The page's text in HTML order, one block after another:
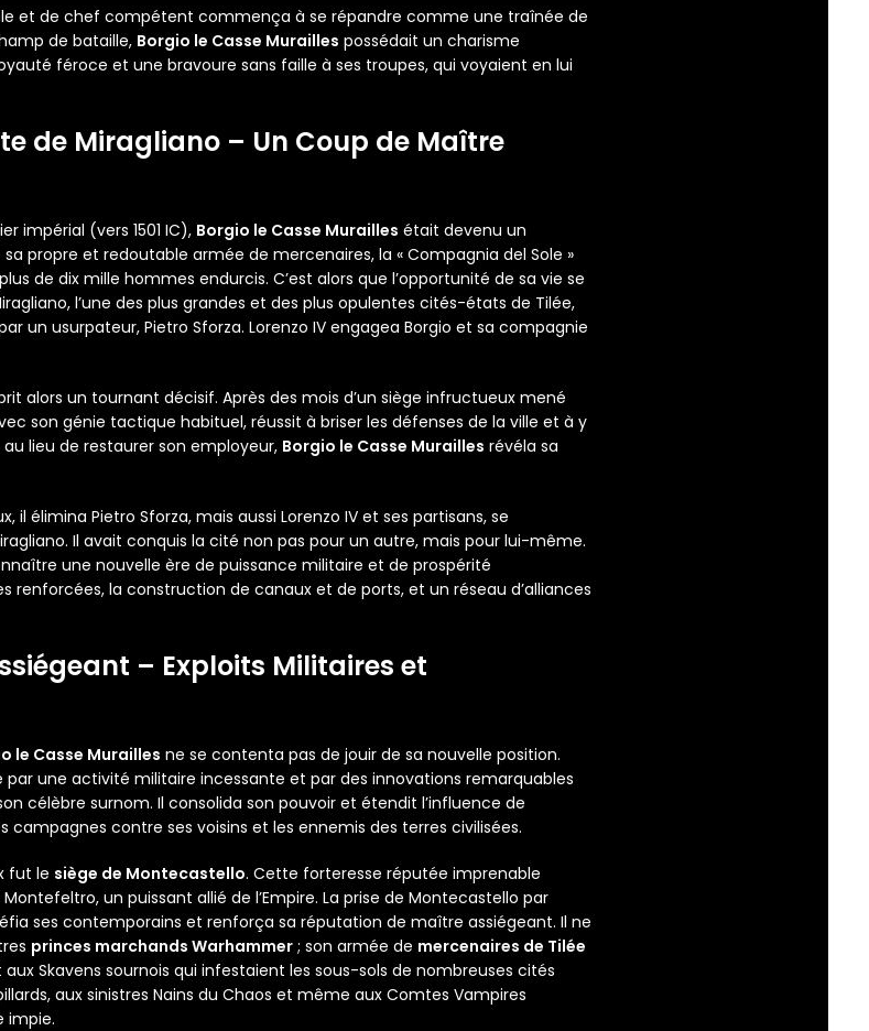
et de chef compétent commença à se répandre comme une traînée de
de bataille, Borgio le Casse Murailles possédait un charisme
féroce et une bravoure sans faille à ses troupes, qui voyaient en lui
de Miragliano – Un Coup de Maître
impérial (vers 1501 IC), Borgio le Casse Murailles était devenu un
propre et redoutable armée de mercenaires, la « Compagnia del Sole »
de dix mille hommes endurcis. C’est alors que l’opportunité de sa vie se
l’une des plus grandes et des plus opulentes cités-états de Tilée,
un usurpateur, Pietro Sforza. Lorenzo IV engagea Borgio et sa compagnie
alors un tournant décisif. Après des mois d’un siège infructueux mené
son génie tactique habituel, réussit à briser les défenses de la ville et à y
lieu de restaurer son employeur, Borgio le Casse Murailles révéla sa
il élimina Pietro Sforza, mais aussi Lorenzo IV et ses partisans, se
Il avait conquis la cité non pas pour un autre, mais pour lui-même.
une nouvelle ère de puissance militaire et de prospérité
renforcées, la construction de canaux et de ports, et un réseau d’alliances
– Exploits Militaires et
le Casse Murailles ne se contenta pas de jouir de sa nouvelle position.
une activité militaire incessante et par des innovations remarquables
célèbre surnom. Il consolida son pouvoir et étendit l’influence de
campagnes contre ses voisins et les ennemis des terres civilisées.
fut le siège de Montecastello. Cette forteresse réputée imprenable
un puissant allié de l’Empire. La prise de Montecastello par
ses contemporains et renforça sa réputation de maître assiégeant. Il ne
princes marchands Warhammer ; son armée de mercenaires de Tilée
Skavens sournois qui infestaient les sous-sols de nombreuses cités
aux sinistres Nains du Chaos et même aux Comtes Vampires
impie.